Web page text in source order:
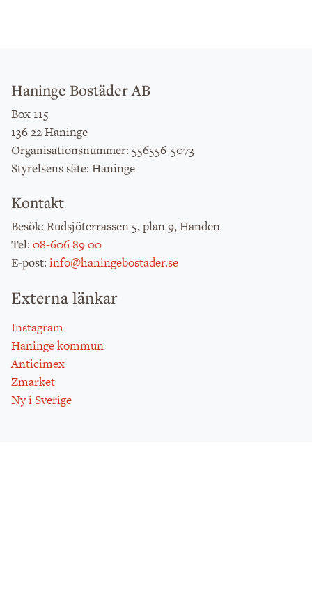
Haninge Bostäder AB
Box 115
136 22 Haninge
Organisationsnummer: 556556-5073
Styrelsens säte: Haninge
Kontakt
Besök: Rudsjöterrassen 5, plan 9, Handen
Tel: 08-606 89 00
E-post: info@haningebostader.se
Externa länkar
Instagram
Haninge kommun
Anticimex
Zmarket
Ny i Sverige